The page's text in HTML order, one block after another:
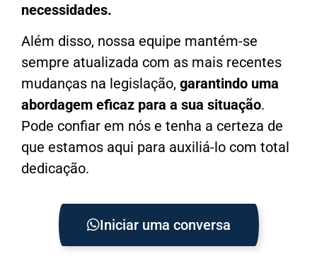
necessidades.
Além disso, nossa equipe mantém-se
sempre atualizada com as mais recentes
mudanças na legislação, garantindo uma
abordagem eficaz para a sua situação.
Pode confiar em nós e tenha a certeza de
que estamos aqui para auxiliá-lo com total
dedicação.
Iniciar uma conversa